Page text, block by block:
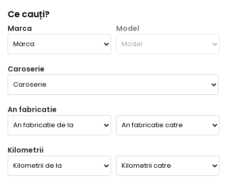
Ce cauți?
Marca Model
Caroserie
An fabricatie
Kilometrii